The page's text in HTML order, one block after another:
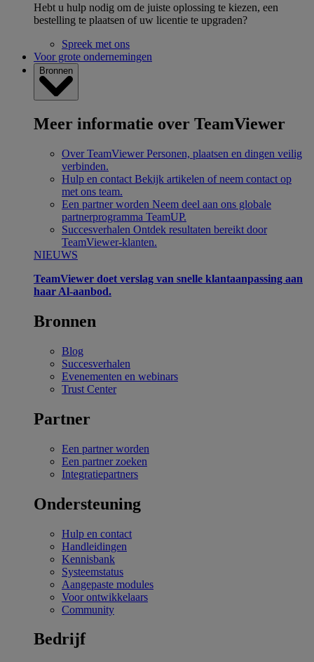
Hebt u hulp nodig om de juiste oplossing te kiezen, een
bestelling te plaatsen of uw licentie te upgraden?
Spreek met ons
Voor grote ondernemingen
Bronnen
Meer informatie over TeamViewer
Over TeamViewer Personen, plaatsen en dingen veilig
verbinden.
Hulp en contact Bekijk artikelen of neem contact op
met ons team.
Een partner worden Neem deel aan ons globale
partnerprogramma TeamUP.
Succesverhalen Ontdek resultaten bereikt door
TeamViewer-klanten.
NIEUWS
TeamViewer doet verslag van snelle klantaanpassing aan
haar Al-aanbod.
Bronnen
Blog
Succesverhalen
Evenementen en webinars
Trust Center
Partner
Een partner worden
Een partner zoeken
Integratiepartners
Ondersteuning
Hulp en contact
Handleidingen
Kennisbank
Systeemstatus
Aangepaste modules
Voor ontwikkelaars
Community
Bedrijf